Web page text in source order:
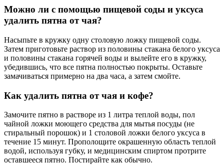
Можно ли с помощью пищевой соды и уксуса
удалить пятна от чая?
Насыпьте в кружку одну столовую ложку пищевой соды.
Затем приготовьте раствор из половины стакана белого уксуса
и половины стакана горячей воды и вылейте его в кружку,
убедившись, что все пятна полностью покрыты. Оставьте
замачиваться примерно на два часа, а затем смойте.
Как удалить пятна от чая и кофе?
Замочите пятно в растворе из 1 литра теплой воды, пол
чайной ложки моющего средства для мытья посуды (не
стиральный порошок) и 1 столовой ложки белого уксуса в
течение 15 минут. Прополощите окрашенную область теплой
водой, используя губку, и медицинским спиртом протрите
оставшееся пятно. Постирайте как обычно.